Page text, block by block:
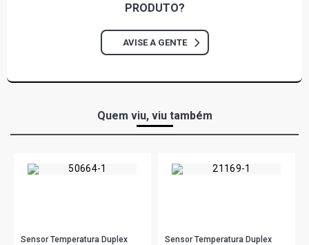
610 STD CAMINHAO 4.0 8V OM314 DIESEL (1981 - 1989)
912 STD CAMINHAO 4.0 8V OM364 DIESEL (1988 - 1989)
K1214 STD CAMINHAO 6.0 12V OM366LA DIESEL (1989 -
L1114 STD CAMINHAO 5.7 12V OM352 DIESEL (1981 -
PRODUTO?
AVISE A GENTE
Quem viu, viu também
Sensor Temperatura Duplex
Sensor Temperatura Duplex